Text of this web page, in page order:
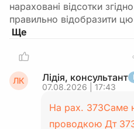
нараховані відсотки
правильно відобразити
ЛК Лідія, консультант
07.08.2026 | 17:43
На рах. 373Саме
проводкою Дт